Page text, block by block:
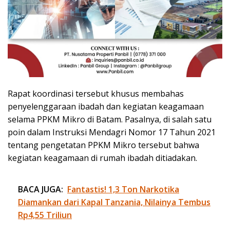
Rapat koordinasi tersebut khusus membahas
penyelenggaraan ibadah dan kegiatan keagamaan
selama PPKM Mikro di Batam. Pasalnya, di salah satu
poin dalam Instruksi Mendagri Nomor 17 Tahun 2021
tentang pengetatan PPKM Mikro tersebut bahwa
kegiatan keagamaan di rumah ibadah ditiadakan.
BACA JUGA: Fantastis! 1,3 Ton Narkotika
Diamankan dari Kapal Tanzania, Nilainya Tembus
Rp4,55 Triliun